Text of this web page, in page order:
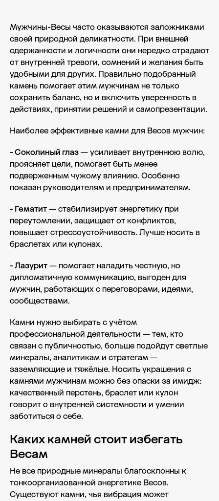
Мужчины-Весы часто оказываются заложниками
своей природной деликатности. При внешней
сдержанности и логичности они нередко страдают
от внутренней тревоги, сомнений и желания быть
удобными для других. Правильно подобранный
камень помогает этим мужчинам не только
сохранить баланс, но и включить уверенность в
действиях, принятии решений и самопрезентации.
Наиболее эффективные камни для Весов мужчин:
- Соколиный глаз — усиливает внутреннюю волю,
проясняет цели, помогает быть менее
подверженным чужому влиянию. Особенно
показан руководителям и предпринимателям.
- Гематит — стабилизирует энергетику при
переутомлении, защищает от конфликтов,
повышает стрессоустойчивость. Лучше носить в
браслетах или кулонах.
- Лазурит — помогает наладить честную, но
дипломатичную коммуникацию, выгоден для
мужчин, работающих с переговорами, идеями,
сообществами.
Камни нужно выбирать с учётом
профессиональной деятельности — тем, кто
связан с публичностью, больше подойдут светлые
минералы, аналитикам и стратегам —
заземляющие и тяжёлые. Носить украшения с
камнями мужчинам можно без опаски за имидж:
качественный перстень, браслет или кулон
говорит о внутренней системности и умении
заботиться о себе.
Каких камней стоит избегать
Весам
Не все природные минералы благосклонны к
тонкоорганизованной энергетике Весов.
Существуют камни, чья вибрация может